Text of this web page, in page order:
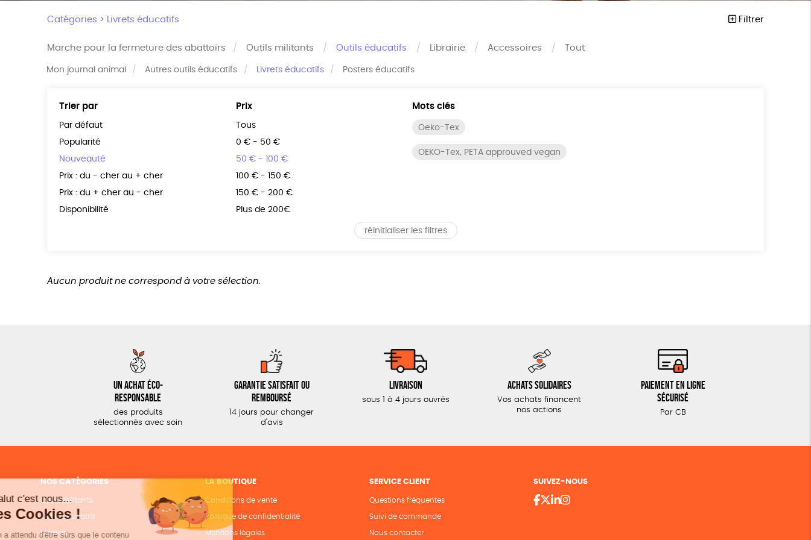
Catégories > Livrets éducatifs Filtrer
Marche pour la fermeture des abattoirs Outils militants Outils éducatifs
Mon journal animal Autres outils éducatifs Livrets éducatifs Posters éducatifs
Librairie Accessoires Tout
Trier par
Par défaut
Popularité
Nouveauté
Prix : du - cher au + cher
Prix : du + cher au - cher
Disponibilité
Prix
Tous
0 € - 50 €
50 € - 100 €
100 € - 150 €
150 € - 200 €
Plus de 200€
Mots clés
Oeko-Tex
OEKO-Tex, PETA approuved vegan
réinitialiser les filtres
Aucun produit ne correspond à votre sélection.
Un achat éco-
responsable
des produits
sélectionnés avec soin
Garantie satisfait ou
remboursé
14 jours pour changer
d'avis
Livraison
sous 1 à 4 jours ouvrés
Achats solidaires
Vos achats financent
nos actions
Paiement en ligne
sécurisé
Par CB
NOS CATÉGORIES
Outils militants
Outils éducatifs
Librairie
LA BOUTIQUE
Conditions de vente
Politique de confidentialité
Mentions légales
SERVICE CLIENT
Questions fréquentes
Suivi de commande
Nous contacter
SUIVEZ-NOUS